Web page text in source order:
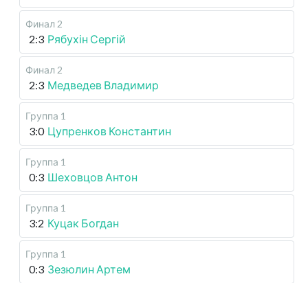
Финал 2
2:3 Рябухін Сергій
Финал 2
2:3 Медведев Владимир
Группа 1
3:0 Цупренков Константин
Группа 1
0:3 Шеховцов Антон
Группа 1
3:2 Куцак Богдан
Группа 1
0:3 Зезюлин Артем